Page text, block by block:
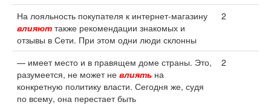
На лояльность покупателя к интернет-магазину
влияют также рекомендации знакомых и
отзывы в Сети. При этом одни люди склонны
2
— имеет место и в правящем доме страны. Это,
разумеется, не может не влиять на
конкретную политику власти. Сегодня же, судя
по всему, она перестает быть
2